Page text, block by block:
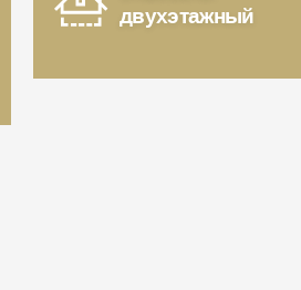
двухэтажный